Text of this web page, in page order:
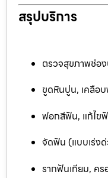
สรุปบริการ
ตรวจสุขภาพช่อ
ขูดหินปูน, เคลือ
ฟอกสีฟัน, แก้ไข
จัดฟัน (แบบเร่ง
รากฟันเทียม, ค